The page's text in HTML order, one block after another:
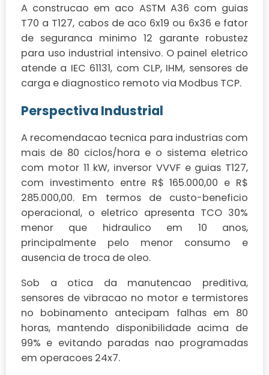
A construcao em aco ASTM A36 com guias
T70 a T127, cabos de aco 6x19 ou 6x36 e fator
de seguranca minimo 12 garante robustez
para uso industrial intensivo. O painel eletrico
atende a IEC 61131, com CLP, IHM, sensores de
carga e diagnostico remoto via Modbus TCP.
Perspectiva Industrial
A recomendacao tecnica para industrias com
mais de 80 ciclos/hora e o sistema eletrico
com motor 11 kW, inversor VVVF e guias T127,
com investimento entre R$ 165.000,00 e R$
285.000,00. Em termos de custo-beneficio
operacional, o eletrico apresenta TCO 30%
menor que hidraulico em 10 anos,
principalmente pelo menor consumo e
ausencia de troca de oleo.
Sob a otica da manutencao preditiva,
sensores de vibracao no motor e termistores
no bobinamento antecipam falhas em 80
horas, mantendo disponibilidade acima de
99% e evitando paradas nao programadas
em operacoes 24x7.